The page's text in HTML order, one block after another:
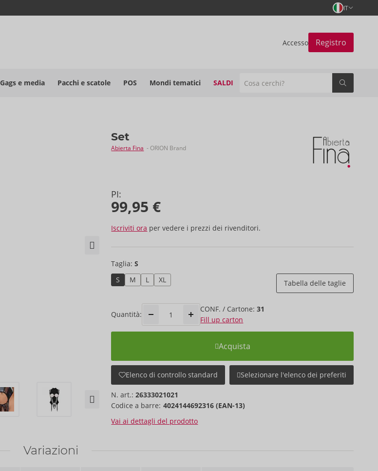
IT
Accesso Registro
Gags e media Pacchi e scatole POS Mondi tematici SALDI
Set
Abierta Fina - ORION Brand
PI:
99,95 €
Iscriviti ora per vedere i prezzi dei rivenditori.
Taglia:S
S
M L XL Tabella delle taglie
Quantità:
CONF. / Cartone:31
Fill up carton
Acquista
Elenco di controllo standard Selezionare l'elenco dei preferiti
N. art.:26333021021
Codice a barre: 4024144692316 (EAN-13)
Vai ai dettagli del prodotto
Variazioni